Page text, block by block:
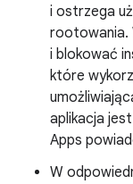
i ostrzega
rootowania.
i blokować
które
aplikacja
Apps
W